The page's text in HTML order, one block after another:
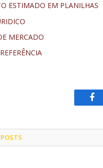
ESTIMADO EM PLANILHAS
MERCADO
POSTS